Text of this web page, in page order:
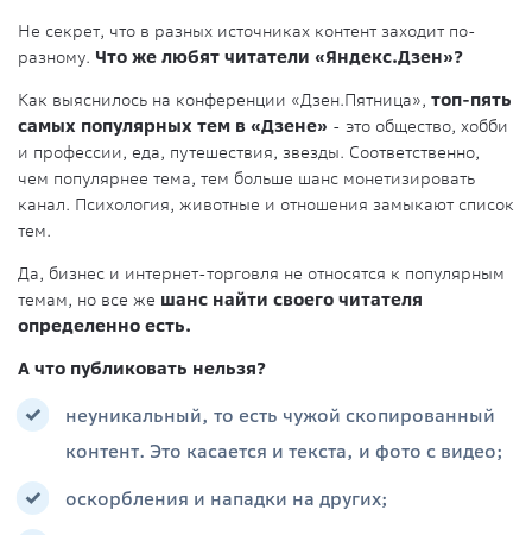
Не секрет, что в разных источниках контент заходит по-
разному. Что же любят читатели «Яндекс.Дзен»?
Как выяснилось на конференции «Дзен.Пятница», топ-пять
самых популярных тем в «Дзене» - это общество, хобби
и профессии, еда, путешествия, звезды. Соответственно,
чем популярнее тема, тем больше шанс монетизировать
канал. Психология, животные и отношения замыкают список
тем.
Да, бизнес и интернет-торговля не относятся к популярным
темам, но все же шанс найти своего читателя
определенно есть.
А что публиковать нельзя?
неуникальный, то есть чужой скопированный
контент. Это касается и текста, и фото с видео;
оскорбления и нападки на других;